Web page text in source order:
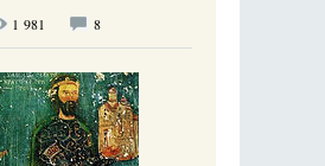
1 981 8